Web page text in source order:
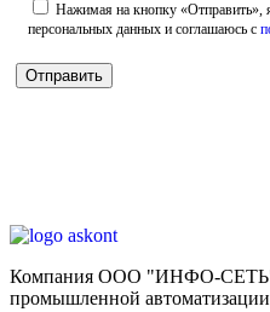
Нажимая на кнопку «Отправить»,
персональных данных и соглашаюсь с
Компания ООО "ИНФО-СЕТЬ"
промышленной автоматизации